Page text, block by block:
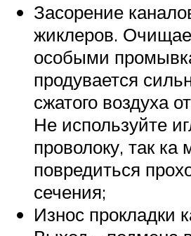
Засорение
жиклеров.
особыми
продувается
сжатого воздуха
Не используйте
проволоку, так ка
повредиться
сечения;
Износ прокладки